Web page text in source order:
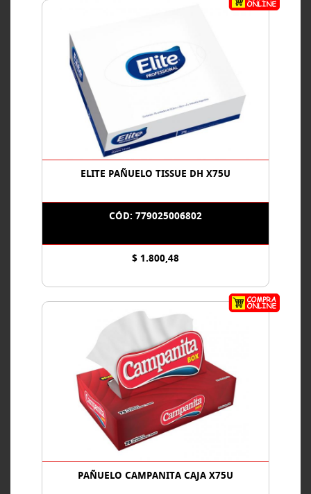
ELITE PAÑUELO TISSUE DH X75U
CÓD: 779025006802
$ 1.800,48
PAÑUELO CAMPANITA CAJA X75U